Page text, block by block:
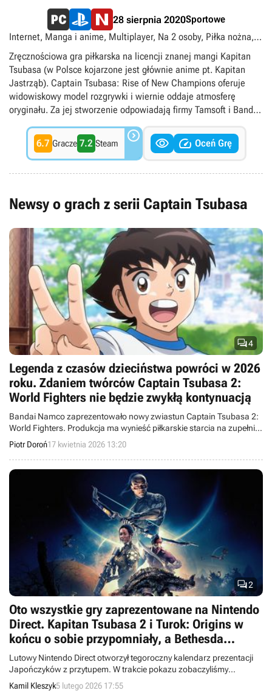
28 sierpnia 2020Sportowe
Internet, Manga i anime, Multiplayer, Na 2 osoby, Piłka nożna,
Podzielony/wspólny ekran, PS Plus Extra, PS Plus Premium,
Singleplayer
Zręcznościowa gra piłkarska na licencji znanej mangi Kapitan
Tsubasa (w Polsce kojarzone jest głównie anime pt. Kapitan
Jastrząb). Captain Tsubasa: Rise of New Champions oferuje
widowiskowy model rozgrywki i wiernie oddaje atmosferę
oryginału. Za jej stworzenie odpowiadają firmy Tamsoft i Bandai
6.7 Gracze 7.2 Steam    Oceń Grę
Newsy o grach z serii Captain Tsubasa
4
Legenda z czasów dzieciństwa powróci w 2026
roku. Zdaniem twórców Captain Tsubasa 2:
World Fighters nie będzie zwykłą kontynuacją
Bandai Namco zaprezentowało nowy zwiastun Captain Tsubasa 2:
World Fighters. Produkcja ma wynieść piłkarskie starcia na zupełnie
nowy, strategiczny poziom.
Piotr Doroń17 kwietnia 2026 13:20
2
Oto wszystkie gry zaprezentowane na Nintendo
Direct. Kapitan Tsubasa 2 i Turok: Origins w
końcu o sobie przypomniały, a Bethesda
zaskoczyła 3 wielkimi hitami
Lutowy Nintendo Direct otworzył tegoroczny kalendarz prezentacji
Japończyków z przytupem. W trakcie pokazu zobaczyliśmy
zapowiedzi gier, które w najbliższych miesiącach trafią na Nintendo
Switcha 2 i nie tylko.
Kamil Kleszyk5 lutego 2026 17:55